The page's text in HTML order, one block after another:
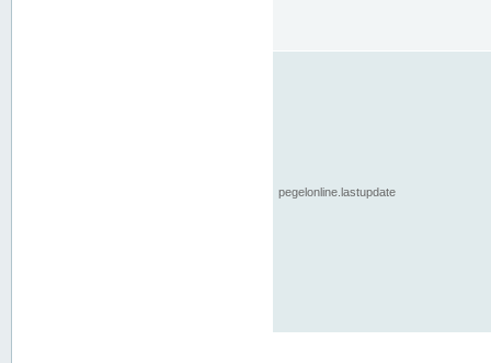
pegelonline.lastupdate